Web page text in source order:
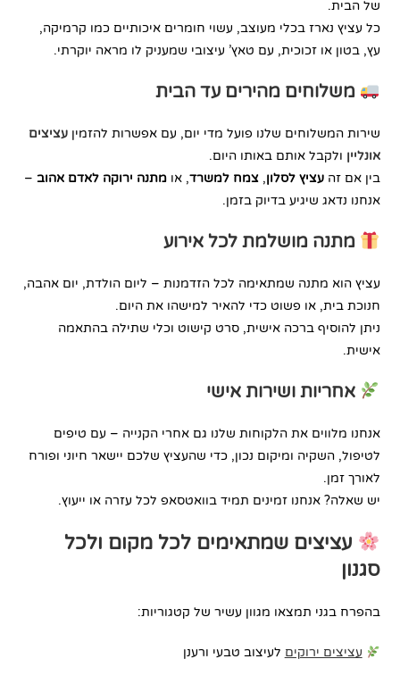
של הבית.
כל עציץ נארז בכלי מעוצב, עשוי חומרים איכותיים כמו קרמיקה,
עץ, בטון או זכוכית, עם טאץ’ עיצובי שמעניק לו מראה יוקרתי.
משלוחים מהירים עד הבית
שירות המשלוחים שלנו פועל מדי יום, עם אפשרות להזמיןעציצים
אונליין ולקבל אותם באותו היום.
בין אם זהעציץ לסלון,צמח למשרד, אומתנה ירוקה לאדם אהוב –
אנחנו נדאג שיגיע בדיוק בזמן.
מתנה מושלמת לכל אירוע
עציץ הוא מתנה שמתאימה לכל הזדמנות – ליום הולדת, יום אהבה,
חנוכת בית, או פשוט כדי להאיר למישהו את היום.
ניתן להוסיף ברכה אישית, סרט קישוט וכלי שתילה בהתאמה
אישית.
אחריות ושירות אישי
אנחנו מלווים את הלקוחות שלנו גם אחרי הקנייה – עם טיפים
לטיפול, השקיה ומיקום נכון, כדי שהעציץ שלכם יישאר חיוני ופורח
לאורך זמן.
יש שאלה? אנחנו זמינים תמיד בוואטסאפ לכל עזרה או ייעוץ.
עציצים שמתאימים לכל מקום ולכל
סגנון
בהפרח בגני תמצאו מגוון עשיר של קטגוריות:
עציצים ירוקים לעיצוב טבעי ורענן